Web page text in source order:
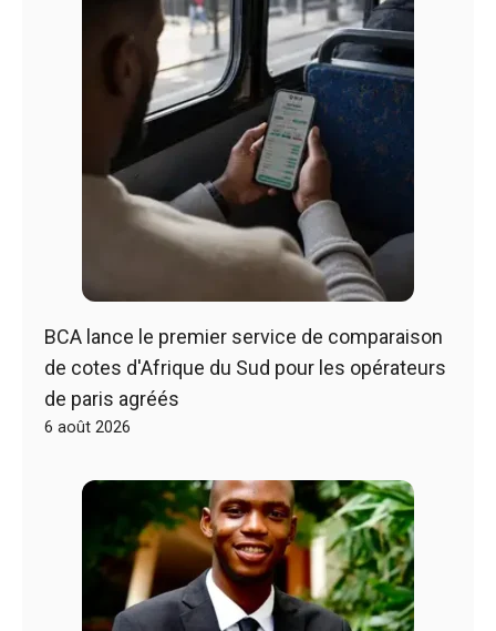
BCA lance le premier service de comparaison
de cotes d'Afrique du Sud pour les opérateurs
de paris agréés
6 août 2026